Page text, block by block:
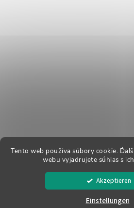
Tento web používa súbory cookie.
webu vyjadrujete súhlas s
Akzeptieren
Einstellungen
Erstellt von
Dreváky Buxa. Alle